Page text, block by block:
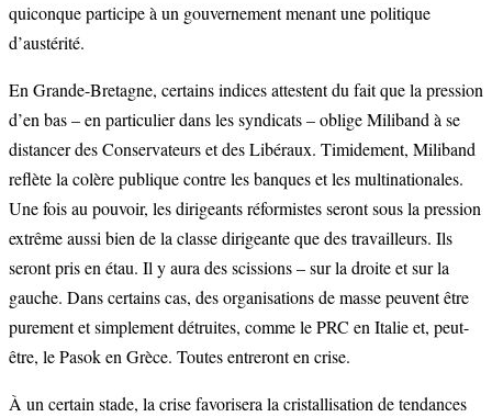
quiconque participe à un gouvernement menant une politique
d’austérité.
En Grande-Bretagne, certains indices attestent du fait que la pression
d’en bas – en particulier dans les syndicats – oblige Miliband à se
distancer des Conservateurs et des Libéraux. Timidement, Miliband
reflète la colère publique contre les banques et les multinationales.
Une fois au pouvoir, les dirigeants réformistes seront sous la pression
extrême aussi bien de la classe dirigeante que des travailleurs. Ils
seront pris en étau. Il y aura des scissions – sur la droite et sur la
gauche. Dans certains cas, des organisations de masse peuvent être
purement et simplement détruites, comme le PRC en Italie et, peut-
être, le Pasok en Grèce. Toutes entreront en crise.
À un certain stade, la crise favorisera la cristallisation de tendances